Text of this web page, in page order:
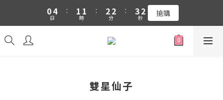
吉伊卡哇 新品上市88折+滿件贈零錢包(隨機)
04
3
日
:
1
0
1
0
時
:
2
1
2
1
分
:
3
2
2
1
秒 搶購
吉伊卡哇 新品上市88折+滿件贈零錢包(隨機)
雙星仙子